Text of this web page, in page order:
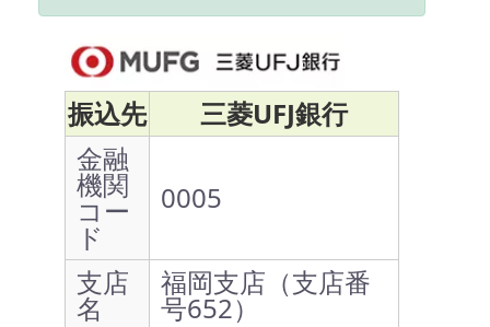
振込先
三菱UFJ銀行
金融
機関
コー
ド
0005
支店
名
福岡支店（支店番
号652）